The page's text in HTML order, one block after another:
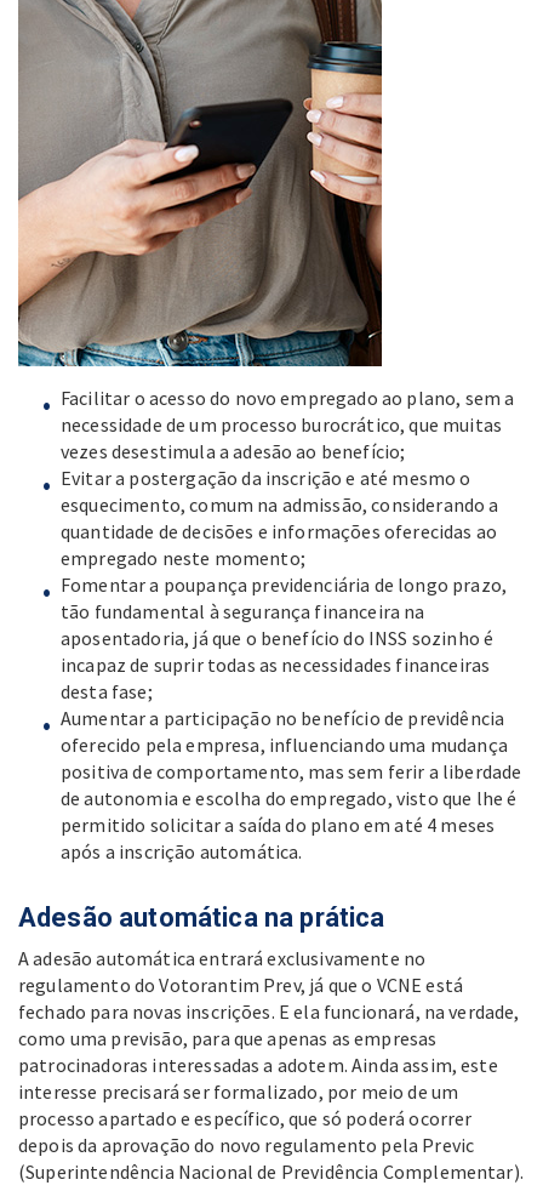
Facilitar o acesso do novo empregado ao plano, sem a
necessidade de um processo burocrático, que muitas
vezes desestimula a adesão ao benefício;
Evitar a postergação da inscrição e até mesmo o
esquecimento, comum na admissão, considerando a
quantidade de decisões e informações oferecidas ao
empregado neste momento;
Fomentar a poupança previdenciária de longo prazo,
tão fundamental à segurança financeira na
aposentadoria, já que o benefício do INSS sozinho é
incapaz de suprir todas as necessidades financeiras
desta fase;
Aumentar a participação no benefício de previdência
oferecido pela empresa, influenciando uma mudança
positiva de comportamento, mas sem ferir a liberdade
de autonomia e escolha do empregado, visto que lhe é
permitido solicitar a saída do plano em até 4 meses
após a inscrição automática.
Adesão automática na prática
A adesão automática entrará exclusivamente no
regulamento do Votorantim Prev, já que o VCNE está
fechado para novas inscrições. E ela funcionará, na verdade,
como uma previsão, para que apenas as empresas
patrocinadoras interessadas a adotem. Ainda assim, este
interesse precisará ser formalizado, por meio de um
processo apartado e específico, que só poderá ocorrer
depois da aprovação do novo regulamento pela Previc
(Superintendência Nacional de Previdência Complementar).